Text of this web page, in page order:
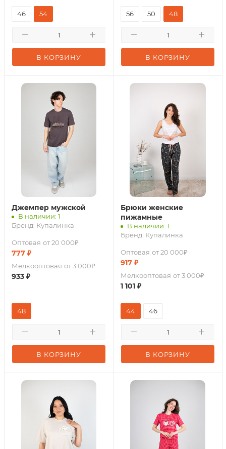
В КОРЗИНУ
46 54
В КОРЗИНУ
56 50 48
Джемпер мужской
В наличии: 1
Бренд: Купалинка
Оптовая от 20 000₽
777 ₽
Мелкооптовая от 3 000₽
933 ₽
В КОРЗИНУ
48
Брюки женские
пижамные
В наличии: 1
Бренд: Купалинка
Оптовая от 20 000₽
917 ₽
Мелкооптовая от 3 000₽
1 101 ₽
В КОРЗИНУ
44 46